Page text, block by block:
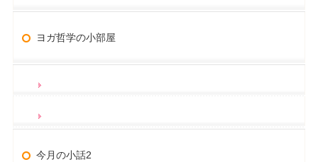
ヨガ哲学の小部屋
今月の小話2